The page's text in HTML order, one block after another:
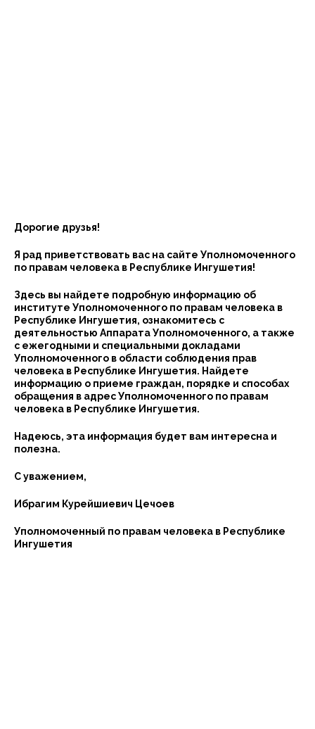
Дорогие друзья!
Я рад приветствовать вас на сайте Уполномоченного
по правам человека в Республике Ингушетия!
Здесь вы найдете подробную информацию об
институте Уполномоченного по правам человека в
Республике Ингушетия, ознакомитесь с
деятельностью Аппарата Уполномоченного, а также
с ежегодными и специальными докладами
Уполномоченного в области соблюдения прав
человека в Республике Ингушетия. Найдете
информацию о приеме граждан, порядке и способах
обращения в адрес Уполномоченного по правам
человека в Республике Ингушетия.
Надеюсь, эта информация будет вам интересна и
полезна.
С уважением,
Ибрагим Курейшиевич Цечоев
Уполномоченный по правам человека в Республике
Ингушетия